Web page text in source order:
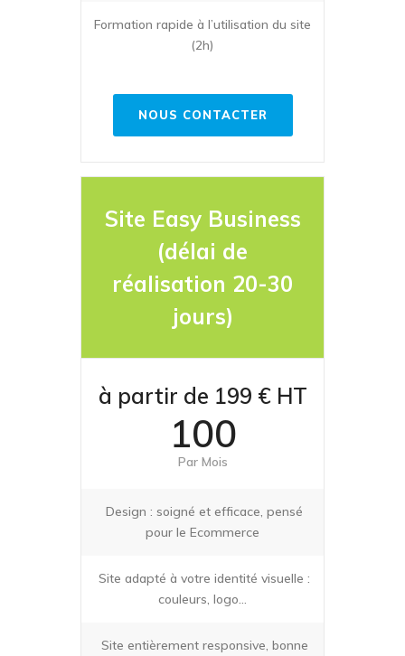
Formation rapide à l’utilisation du site
(2h)
NOUS CONTACTER
Site Easy Business
(délai de
réalisation 20-30
jours)
à partir de 199 € HT
100
Par Mois
Design : soigné et efficace, pensé
pour le Ecommerce
Site adapté à votre identité visuelle :
couleurs, logo…
Site entièrement responsive, bonne